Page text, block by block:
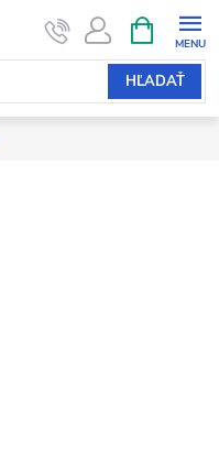
HĽADAŤ
KOŠÍK